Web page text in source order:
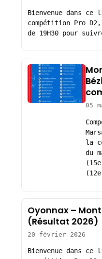
Bienvenue dans
compétition Pro
de 19H30 pour
05
la
du
Oyonnax –
(Résultat 2026)
20 février 2026
Bienvenue dans